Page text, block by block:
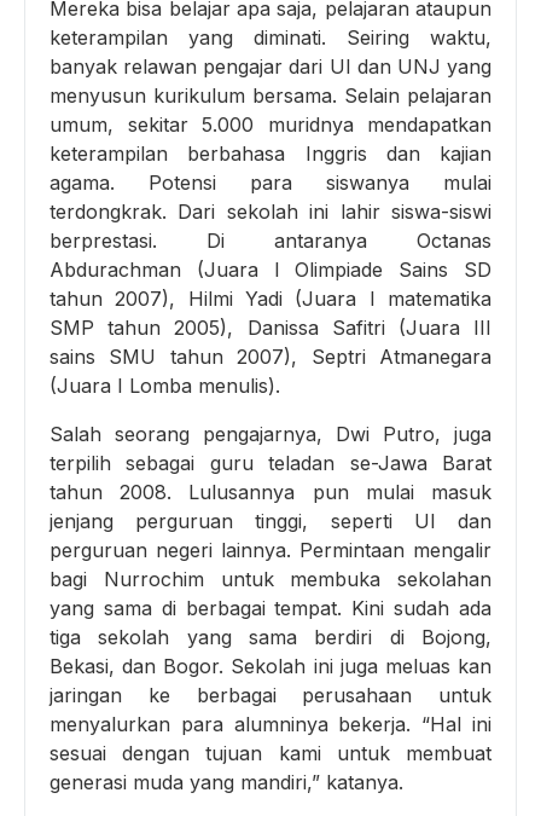
Mereka bisa belajar apa saja, pelajaran ataupun
keterampilan yang diminati. Seiring waktu,
banyak relawan pengajar dari UI dan UNJ yang
menyusun kurikulum bersama. Selain pelajaran
umum, sekitar 5.000 muridnya mendapatkan
keterampilan berbahasa Inggris dan kajian
agama. Potensi para siswanya mulai
terdongkrak. Dari sekolah ini lahir siswa-siswi
berprestasi. Di antaranya Octanas
Abdurachman (Juara I Olimpiade Sains SD
tahun 2007), Hilmi Yadi (Juara I matematika
SMP tahun 2005), Danissa Safitri (Juara III
sains SMU tahun 2007), Septri Atmanegara
(Juara I Lomba menulis).
Salah seorang pengajarnya, Dwi Putro, juga
terpilih sebagai guru teladan se-Jawa Barat
tahun 2008. Lulusannya pun mulai masuk
jenjang perguruan tinggi, seperti UI dan
perguruan negeri lainnya. Permintaan mengalir
bagi Nurrochim untuk membuka sekolahan
yang sama di berbagai tempat. Kini sudah ada
tiga sekolah yang sama berdiri di Bojong,
Bekasi, dan Bogor. Sekolah ini juga meluas kan
jaringan ke berbagai perusahaan untuk
menyalurkan para alumninya bekerja. “Hal ini
sesuai dengan tujuan kami untuk membuat
generasi muda yang mandiri,” katanya.